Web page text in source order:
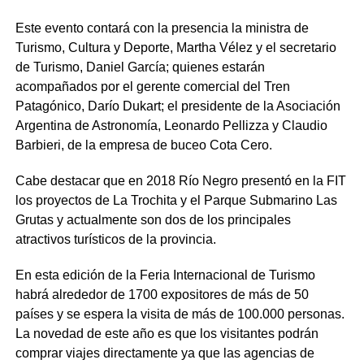
Este evento contará con la presencia la ministra de
Turismo, Cultura y Deporte, Martha Vélez y el secretario
de Turismo, Daniel García; quienes estarán
acompañados por el gerente comercial del Tren
Patagónico, Darío Dukart; el presidente de la Asociación
Argentina de Astronomía, Leonardo Pellizza y Claudio
Barbieri, de la empresa de buceo Cota Cero.
Cabe destacar que en 2018 Río Negro presentó en la FIT
los proyectos de La Trochita y el Parque Submarino Las
Grutas y actualmente son dos de los principales
atractivos turísticos de la provincia.
En esta edición de la Feria Internacional de Turismo
habrá alrededor de 1700 expositores de más de 50
países y se espera la visita de más de 100.000 personas.
La novedad de este año es que los visitantes podrán
comprar viajes directamente ya que las agencias de